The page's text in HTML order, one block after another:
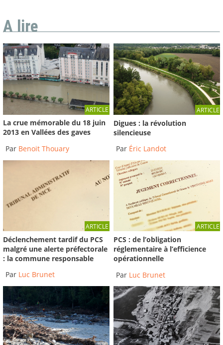
A lire
ARTICLE
La crue mémorable du 18 juin
2013 en Vallées des gaves
Par Benoit Thouary
ARTICLE
Digues : la révolution
silencieuse
Par Éric Landot
ARTICLE
Déclenchement tardif du PCS
malgré une alerte préfectorale
: la commune responsable
Par Luc Brunet
ARTICLE
PCS : de l’obligation
réglementaire à l’efficience
opérationnelle
Par Luc Brunet